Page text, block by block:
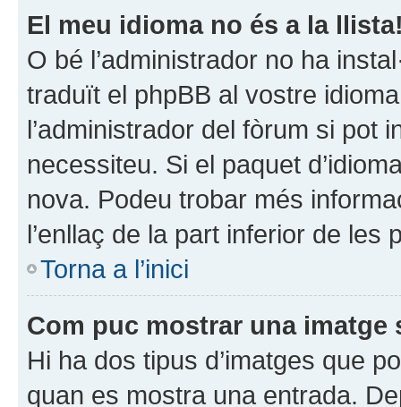
El meu idioma no és a la
O bé l’administrador no ha
traduït el phpBB al vostre
l’administrador del fòrum si pot
necessiteu. Si el paquet
nova. Podeu trobar més
l’enllaç de la part inferior de les
Torna a l’inici
Com puc mostrar una imatge
Hi ha dos tipus d’imatges que
quan es mostra una entrada.